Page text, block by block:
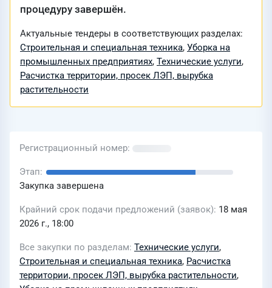
процедуру завершён.
Актуальные тендеры в соответствующих разделах:
Строительная и специальная техника, Уборка на
промышленных предприятиях, Технические услуги,
Расчистка территории, просек ЛЭП, вырубка
растительности
Регистрационный номер
Этап
Закупка завершена
Крайний срок подачи предложений (заявок) 18 мая
2026 г., 18:00
Все закупки по разделам Технические услуги,
Строительная и специальная техника, Расчистка
территории, просек ЛЭП, вырубка растительности,